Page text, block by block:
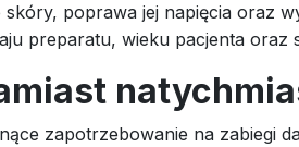
poprawa jej napięcia oraz
preparatu, wieku pacjenta oraz
zapotrzebowanie na zabiegi